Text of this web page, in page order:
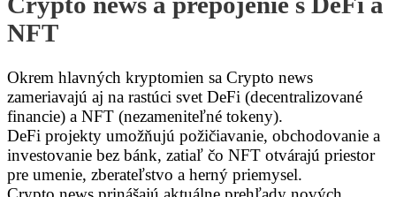
NFT
Okrem hlavných kryptomien sa Crypto news
zameriavajú aj na rastúci svet DeFi (decentralizované
financie) a NFT (nezameniteľné tokeny).
DeFi projekty umožňujú požičiavanie, obchodovanie a
investovanie bez bánk, zatiaľ čo NFT otvárajú priestor
pre umenie, zberateľstvo a herný priemysel.